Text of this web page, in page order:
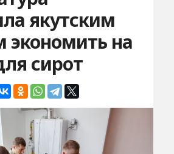
якутским
экономить на
сирот